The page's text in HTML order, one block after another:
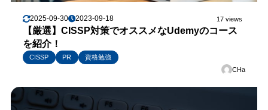
2025-09-30 2023-09-18 17 views
【厳選】CISSP対策でオススメなUdemyのコース
を紹介！
CISSP PR
資格勉強
CHa